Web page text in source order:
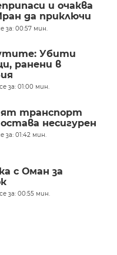
и очаква
да приключи
за: 00:57 мин.
Убити
ранени в
за: 01:00 мин.
транспорт
несигурен
за: 01:42 мин.
с Оман за
за: 00:55 мин.